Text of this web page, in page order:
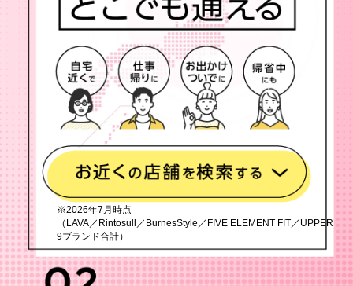
※2026年7月時点
（LAVA／Rintosull／BurnesStyle／FIVE ELEMENT FIT／UPPER
9ブランド合計）